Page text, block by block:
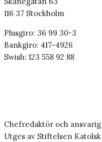
116 37 Stockholm
Plusgiro: 36 99 30-3
Bankgiro: 417-4926
Swish: 123 558 92 88
Chefredaktör och
Utges av Stiftelsen